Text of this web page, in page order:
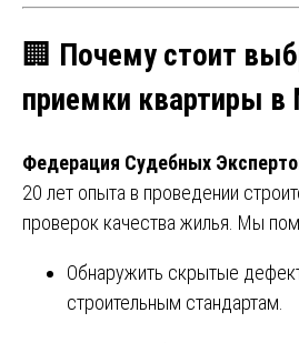
🏢 Почему стоит
приемки квартиры в
Федерация Судебных
20 лет опыта в проведении
проверок качества жилья. Мы
Обнаружить скрытые
строительным стандартам.